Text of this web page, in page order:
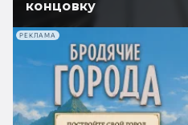
концовку
РЕКЛАМА